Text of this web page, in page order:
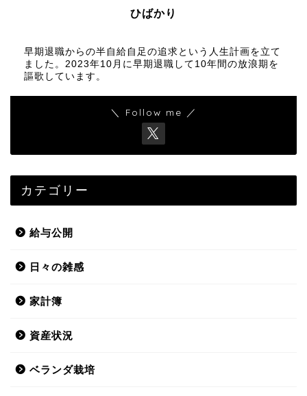
ひばかり
早期退職からの半自給自足の追求という人生計画を立て
ました。2023年10月に早期退職して10年間の放浪期を
謳歌しています。
＼ Follow me ／
カテゴリー
給与公開
日々の雑感
家計簿
資産状況
ベランダ栽培